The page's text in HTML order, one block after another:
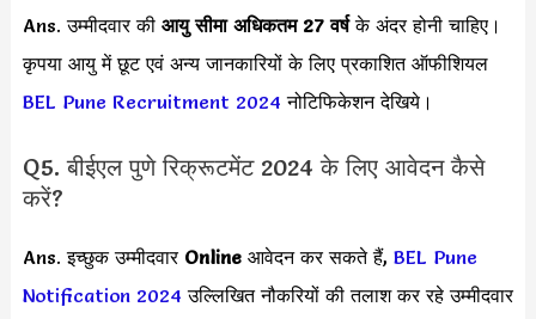
Ans. उम्मीदवार की आयु सीमा अधिकतम 27 वर्षके अंदर होनी चाहिए।
कृपया आयु में छूट एवं अन्य जानकारियों के लिए प्रकाशित ऑफीशियल
BEL Pune Recruitment 2024 नोटिफिकेशन देखिये।
Q5. बीईएल पुणे रिक्रूटमेंट 2024 के लिए आवेदन कैसे
करें?
Ans. इच्छुक उम्मीदवार Online आवेदन कर सकते हैं, BEL Pune
Notification 2024 उल्लिखित नौकरियों की तलाश कर रहे उम्मीदवार